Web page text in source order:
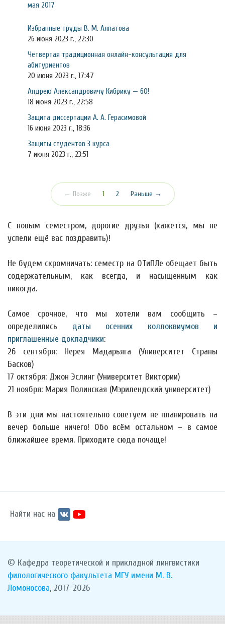
мая 2017
Избранные труды В. М. Алпатова
26 июня 2023 г., 22:30
Четвертая традиционная онлайн-консультация для
абитуриентов
20 июня 2023 г., 17:47
Андрею Александровичу Кибрику — 60!
18 июня 2023 г., 22:58
Защита диссертации А. А. Герасимовой
16 июня 2023 г., 18:36
Защиты студентов 3 курса
7 июня 2023 г., 23:51
← Позже 1(текущая)
2 Раньше →
С новым семестром, дорогие друзья (кажется, мы не
успели ещё вас поздравить)!
Не будем скромничать: семестр на ОТиПЛе обещает быть
содержательным, как всегда, и насыщенным как
никогда.
Самое срочное, что мы хотели вам сообщить –
определились даты осенних коллоквиумов и
приглашенные докладчики:
26 сентября: Нерея Мадарьяга (Университет Страны
Басков)
17 октября: Джон Эслинг (Университет Виктории)
21 ноября: Мария Полинская (Мэрилендский университет)
В эти дни мы настоятельно советуем не планировать на
вечер больше ничего! Обо всём остальном – в самое
ближайшее время. Приходите сюда почаще!
Найти нас на
© Кафедра теоретической и прикладной лингвистики
филологического факультета МГУ имени М. В.
Ломоносова, 2017-2026